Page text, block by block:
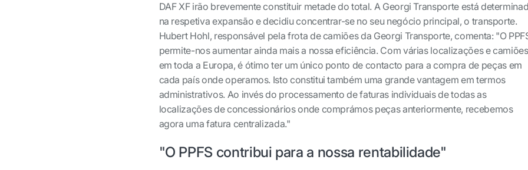
DAF XF irão brevemente constituir metade do total. A Georgi Transporte está
na respetiva expansão e decidiu concentrar-se no seu negócio principal, o transporte.
Hubert Hohl, responsável pela frota de camiões da Georgi Transporte, comenta: "O
permite-nos aumentar ainda mais a nossa eficiência. Com várias localizações e camiões
em toda a Europa, é ótimo ter um único ponto de contacto para a compra de peças em
cada país onde operamos. Isto constitui também uma grande vantagem em termos
administrativos. Ao invés do processamento de faturas individuais de todas as
localizações de concessionários onde comprámos peças anteriormente, recebemos
agora uma fatura centralizada."
"O PPFS contribui para a nossa rentabilidade"